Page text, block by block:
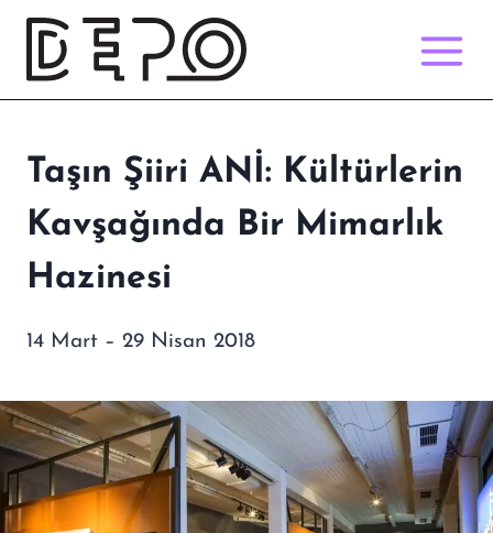
Skip
content
Taşın Şiiri ANİ: Kültürlerin
Kavşağında Bir Mimarlık
Hazinesi
14 Mart – 29 Nisan 2018